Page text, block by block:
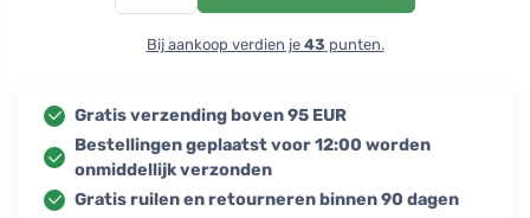
Bij aankoop verdien je 43 punten.
Gratis verzending boven 95 EUR
Bestellingen geplaatst voor 12:00 worden
onmiddellijk verzonden
Gratis ruilen en retourneren binnen 90 dagen